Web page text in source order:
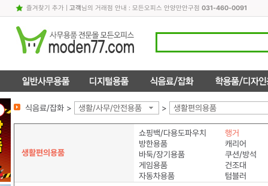
즐겨찾기 추가| 고객님의 거래점 안내 : 모든오피스 안양만안구점 031-460-0091
식음료/잡화 > 생활/사무/안전용품 > 생활편의용품
생활편의용품
쇼핑백/다용도파우치
행거
방한용품
캐리어
바둑/장기용품
쿠션/방석
게임용품
건조대
자동차용품
텀블러